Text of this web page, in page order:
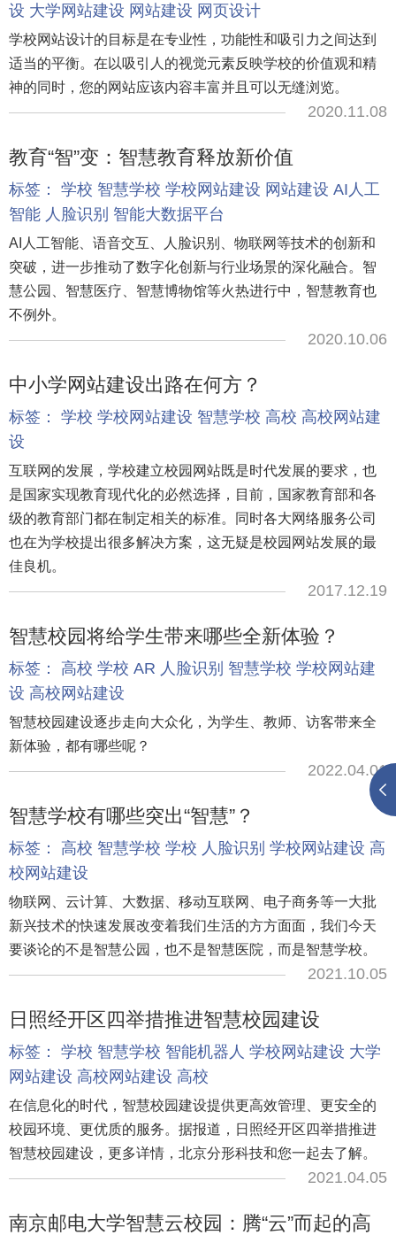
设 大学网站建设 网站建设 网页设计
学校网站设计的目标是在专业性，功能性和吸引力之间达到
适当的平衡。在以吸引人的视觉元素反映学校的价值观和精
神的同时，您的网站应该内容丰富并且可以无缝浏览。
2020.11.08
教育“智”变：智慧教育释放新价值
标签： 学校 智慧学校 学校网站建设 网站建设 AI人工
智能 人脸识别 智能大数据平台
AI人工智能、语音交互、人脸识别、物联网等技术的创新和
突破，进一步推动了数字化创新与行业场景的深化融合。智
慧公园、智慧医疗、智慧博物馆等火热进行中，智慧教育也
不例外。
2020.10.06
中小学网站建设出路在何方？
标签： 学校 学校网站建设 智慧学校 高校 高校网站建
设
互联网的发展，学校建立校园网站既是时代发展的要求，也
是国家实现教育现代化的必然选择，目前，国家教育部和各
级的教育部门都在制定相关的标准。同时各大网络服务公司
也在为学校提出很多解决方案，这无疑是校园网站发展的最
佳良机。
2017.12.19
智慧校园将给学生带来哪些全新体验？
标签： 高校 学校 AR 人脸识别 智慧学校 学校网站建
设 高校网站建设
智慧校园建设逐步走向大众化，为学生、教师、访客带来全
新体验，都有哪些呢？
2022.04.01
智慧学校有哪些突出“智慧”？
标签： 高校 智慧学校 学校 人脸识别 学校网站建设 高
校网站建设
物联网、云计算、大数据、移动互联网、电子商务等一大批
新兴技术的快速发展改变着我们生活的方方面面，我们今天
要谈论的不是智慧公园，也不是智慧医院，而是智慧学校。
2021.10.05
日照经开区四举措推进智慧校园建设
标签： 学校 智慧学校 智能机器人 学校网站建设 大学
网站建设 高校网站建设 高校
在信息化的时代，智慧校园建设提供更高效管理、更安全的
校园环境、更优质的服务。据报道，日照经开区四举措推进
智慧校园建设，更多详情，北京分形科技和您一起去了解。
2021.04.05
南京邮电大学智慧云校园：腾“云”而起的高